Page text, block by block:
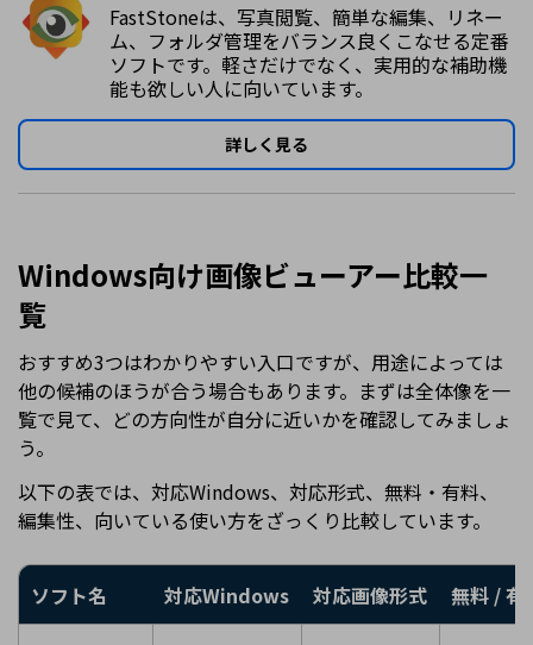
FastStoneは、写真閲覧、簡単な編集、リネー
ム、フォルダ管理をバランス良くこなせる定番
ソフトです。軽さだけでなく、実用的な補助機
能も欲しい人に向いています。
詳しく見る
Windows向け画像ビューアー比較一
覧
おすすめ3つはわかりやすい入口ですが、用途によっては
他の候補のほうが合う場合もあります。まずは全体像を一
覧で見て、どの方向性が自分に近いかを確認してみましょ
う。
以下の表では、対応Windows、対応形式、無料・有料、
編集性、向いている使い方をざっくり比較しています。
ソフト名 対応Windows 対応画像形式 無料 / 有